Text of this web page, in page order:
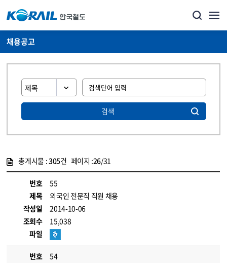
채용공고
검색
총게시물 :305건 페이지 :26/31
번호
55
제목
외국인 전문직 직원 채용
작성일
2014-10-06
조회수
15,038
파일
번호
54